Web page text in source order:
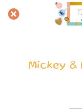
Mickey &